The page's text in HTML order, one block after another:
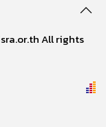
All rights